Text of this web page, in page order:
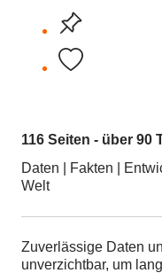
116 Seiten - über 90
Daten | Fakten |
Welt
Zuverlässige Daten
unverzichtbar, um